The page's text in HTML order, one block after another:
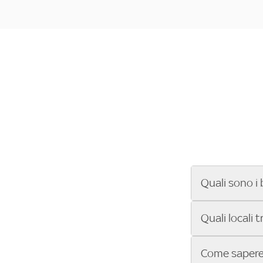
Quali sono i
Se cerchi un
ENILIVE, la
Sky Bar ti
Quali locali
Vuoi sapere
Come